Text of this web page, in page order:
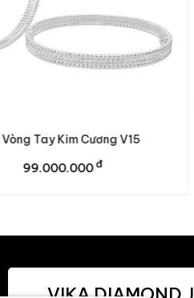
Vỏ Vòng Tay